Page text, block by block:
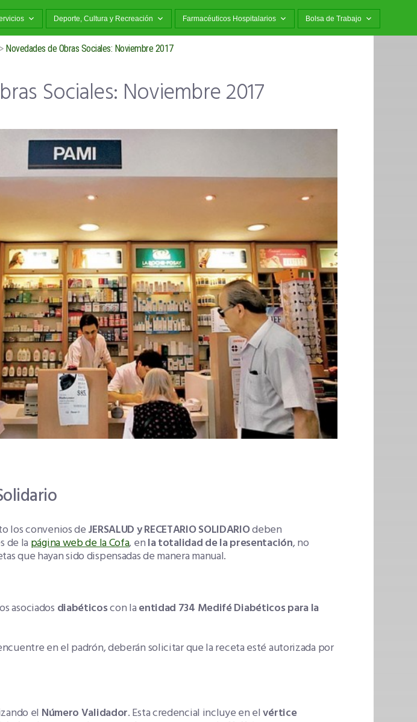
Deporte, Cultura y Recreación Farmacéuticos Hospitalarios Bolsa de Trabajo
Novedades de Obras Sociales: Noviembre 2017
Sociales: Noviembre 2017
los convenios deJERSALUD y RECETARIO SOLIDARIOdeben
de la página web de la Cofa, enla totalidad de la presentación, no
que hayan sido dispensadas de manera manual.
asociados diabéticoscon laentidad 734 Medifé Diabéticos para la
en el padrón, deberán solicitar que la receta esté autorizada por
el Número Validador. Esta credencial incluye en elvértice